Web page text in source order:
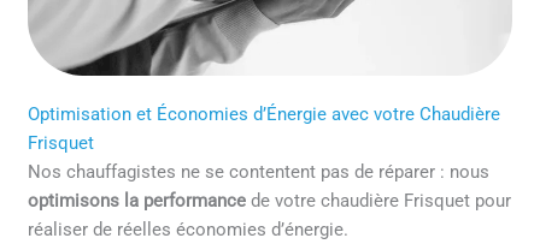
Optimisation et Économies d’Énergie avec votre Chaudière
Frisquet
Nos chauffagistes ne se contentent pas de réparer : nous
optimisons la performance de votre chaudière Frisquet pour
réaliser de réelles économies d’énergie.